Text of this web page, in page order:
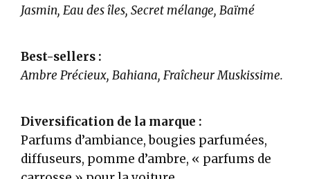
Jasmin, Eau des îles, Secret mélange, Baïmé
Best-sellers :
Ambre Précieux, Bahiana, Fraîcheur Muskissime.
Diversification de la marque :
Parfums d’ambiance, bougies parfumées,
diffuseurs, pomme d’ambre, « parfums de